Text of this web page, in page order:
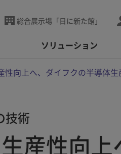
総合展示場「日に新た館」
ソリューション
性向上へ、ダイフクの半導体
技術
産性向